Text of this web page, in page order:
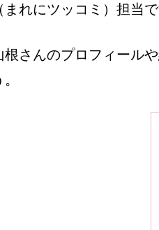
まれにツッコミ）担当
根さんのプロフィール